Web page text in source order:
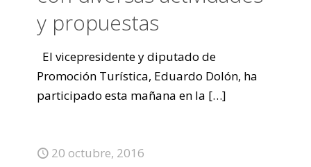
y propuestas
El vicepresidente y diputado de
Promoción Turística, Eduardo Dolón, ha
participado esta mañana en la […]
20 octubre, 2016